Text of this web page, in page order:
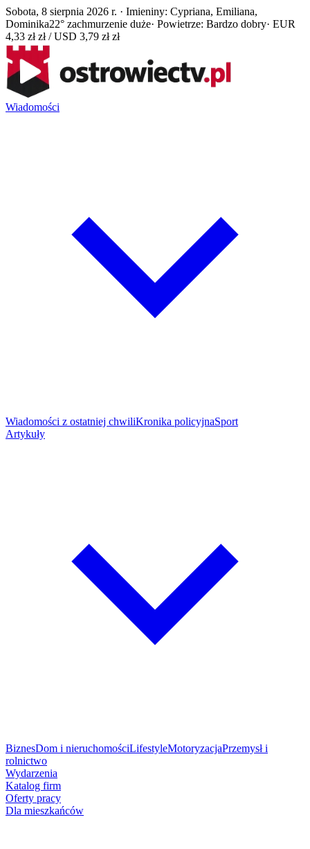
Sobota, 8 sierpnia 2026 r. · Imieniny: Cypriana, Emiliana,
Dominika22° zachmurzenie duże· Powietrze: Bardzo dobry· EUR
4,33 zł zł / USD 3,79 zł zł
Wiadomości
Wiadomości z ostatniej chwiliKronika policyjnaSport
Artykuły
BiznesDom i nieruchomościLifestyleMotoryzacjaPrzemysł i
rolnictwo
Wydarzenia
Katalog firm
Oferty pracy
Dla mieszkańców